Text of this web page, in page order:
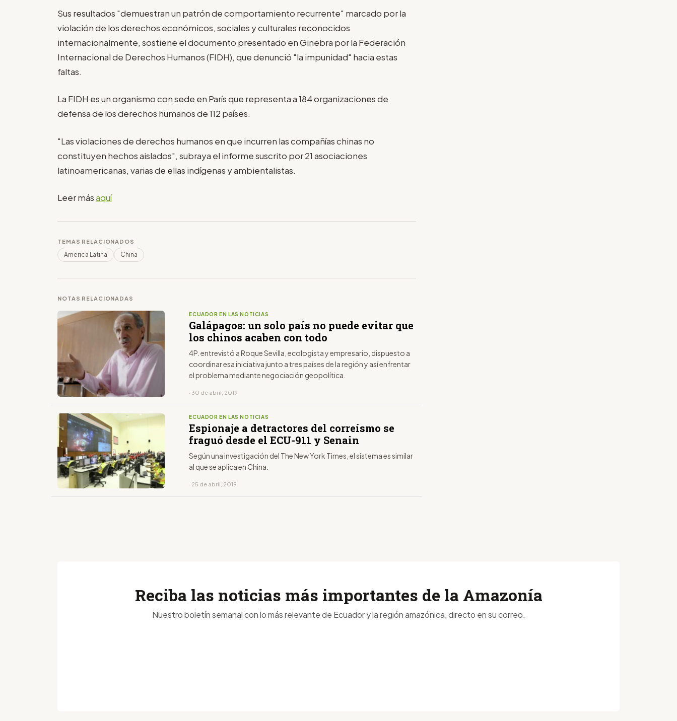
Sus resultados "demuestran un patrón de comportamiento recurrente" marcado por la
violación de los derechos económicos, sociales y culturales reconocidos
internacionalmente, sostiene el documento presentado en Ginebra por la Federación
Internacional de Derechos Humanos (FIDH), que denunció "la impunidad" hacia estas
faltas.
La FIDH es un organismo con sede en París que representa a 184 organizaciones de
defensa de los derechos humanos de 112 países.
"Las violaciones de derechos humanos en que incurren las compañías chinas no
constituyen hechos aislados", subraya el informe suscrito por 21 asociaciones
latinoamericanas, varias de ellas indígenas y ambientalistas.
Leer másaquí
TEMAS RELACIONADOS
America Latina China
NOTAS RELACIONADAS
ECUADOR EN LAS NOTICIAS
Galápagos: un solo país no puede evitar que
los chinos acaben con todo
4P. entrevistó a Roque Sevilla, ecologista y empresario, dispuesto a
coordinar esa iniciativa junto a tres países de la región y así enfrentar
el problema mediante negociación geopolítica.
· 30 de abril, 2019
ECUADOR EN LAS NOTICIAS
Espionaje a detractores del correísmo se
fraguó desde el ECU-911 y Senain
Según una investigación del The New York Times, el sistema es similar
al que se aplica en China.
· 25 de abril, 2019
Reciba las noticias más importantes de la Amazonía
Nuestro boletín semanal con lo más relevante de Ecuador y la región amazónica, directo en su correo.